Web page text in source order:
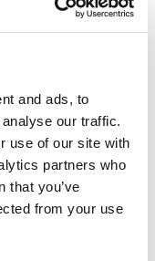
and ads, to
our traffic.
use of our site with
partners who
that you’ve
from your use
hållbarhet i
i krävande